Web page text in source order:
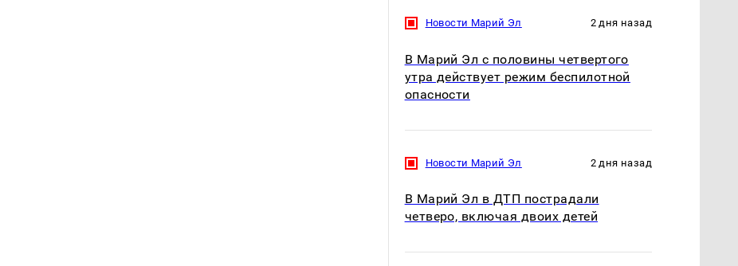
Новости Марий Эл 2 дня назад
В Марий Эл с половины четвертого
утра действует режим беспилотной
опасности
Новости Марий Эл 2 дня назад
В Марий Эл в ДТП пострадали
четверо, включая двоих детей